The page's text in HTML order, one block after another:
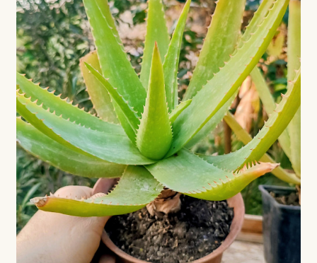
Coș
Coș
Despre
ecoVazon în Mass-Media
Despre noi OLD
Home
Home